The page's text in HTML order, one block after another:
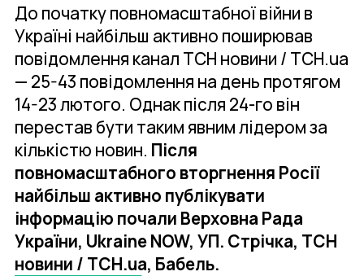
До початку повномасштабної війни в
Україні найбільш активно поширював
повідомлення канал ТСН новини / TCH.ua
— 25-43 повідомлення на день протягом
14-23 лютого. Однак після 24-го він
перестав бути таким явним лідером за
кількістю новин. Після
повномасштабного вторгнення Росії
найбільш активно публікувати
інформацію почали Верховна Рада
України, Ukraine NOW, УП. Стрічка, ТСН
новини / TCH.ua, Бабель.